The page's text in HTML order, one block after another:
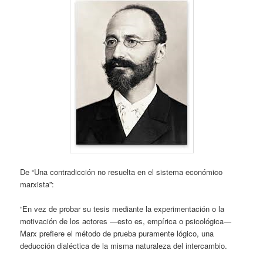
De “Una contradicción no resuelta en el sistema económico
marxista”:
“En vez de probar su tesis mediante la experimentación o la
motivación de los actores —esto es, empírica o psicológica—
Marx prefiere el método de prueba puramente lógico, una
deducción dialéctica de la misma naturaleza del intercambio.